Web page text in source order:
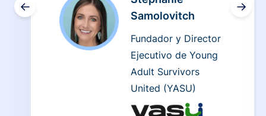
←
Samolovitch
Fundador y Director
Ejecutivo de Young
Adult Survivors
United (YASU)
→